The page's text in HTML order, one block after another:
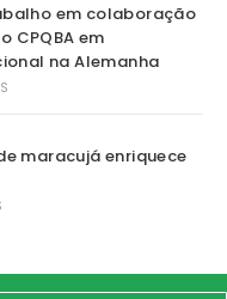
em colaboração
CPQBA em
na Alemanha
maracujá enriquece